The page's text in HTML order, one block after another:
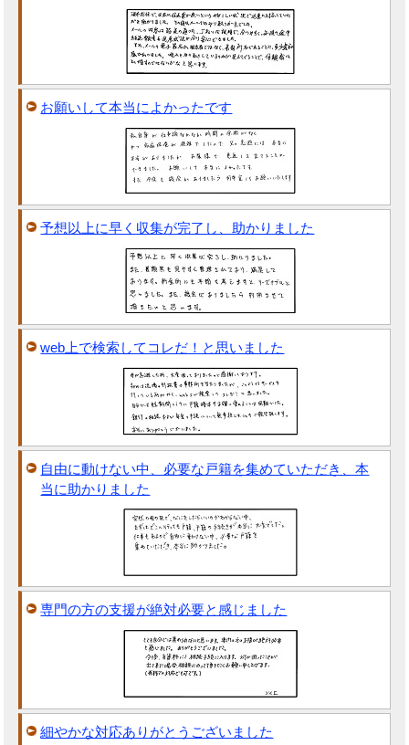
お願いして本当によかったです
予想以上に早く収集が完了し、助かりました
web上で検索してコレだ！と思いました
自由に動けない中、必要な戸籍を集めていただき、本
当に助かりました
専門の方の支援が絶対必要と感じました
細やかな対応ありがとうございました